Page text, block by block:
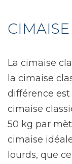
CIMAISE
La cimaise
la cimaise
différence est
cimaise
50 kg par
cimaise
lourds, que